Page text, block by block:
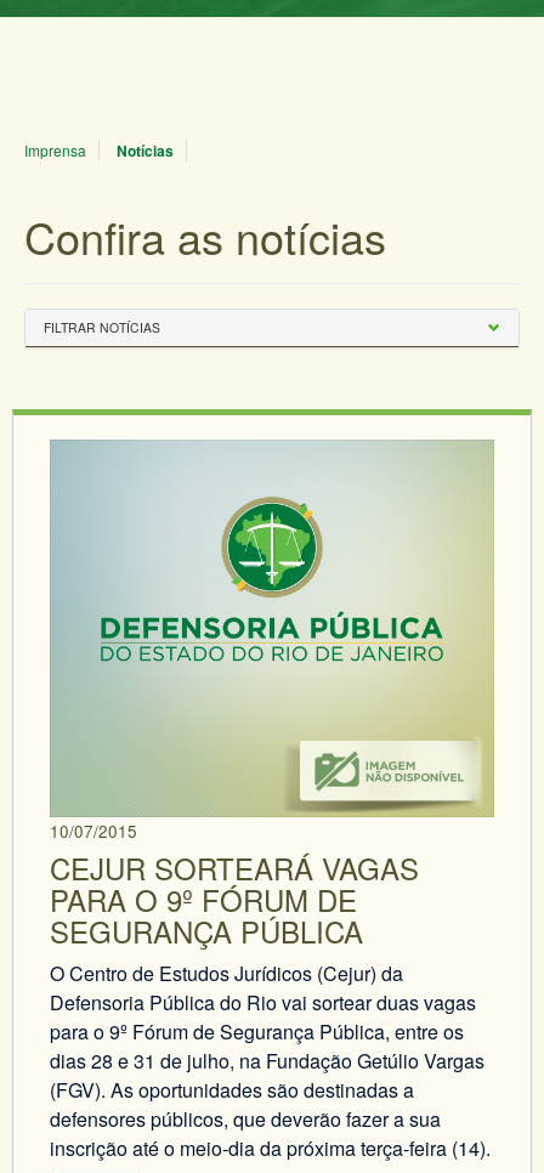
Imprensa Notícias
Confira as notícias
FILTRAR NOTÍCIAS
10/07/2015
CEJUR SORTEARÁ VAGAS
PARA O 9º FÓRUM DE
SEGURANÇA PÚBLICA
O Centro de Estudos Jurídicos (Cejur) da
Defensoria Pública do Rio vai sortear duas vagas
para o 9º Fórum de Segurança Pública, entre os
dias 28 e 31 de julho, na Fundação Getúlio Vargas
(FGV). As oportunidades são destinadas a
defensores públicos, que deverão fazer a sua
inscrição até o meio-dia da próxima terça-feira (14).